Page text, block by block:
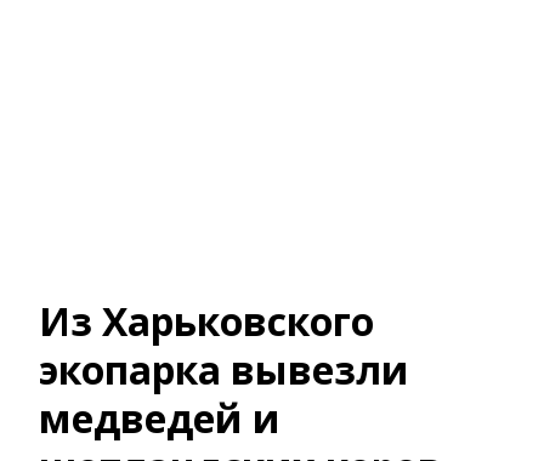
Из Харьковского
экопарка вывезли
медведей и